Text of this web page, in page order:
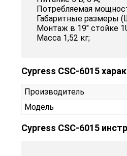
Потребляемая
Габаритные размеры
Монтаж в 19″ стойкe
Масса 1,52 кг;
Cypress CSC-6015
Производитель
Модель
Cypress CSC-6015